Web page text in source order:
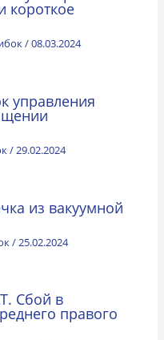
короткое
/08.03.2024
управления
/29.02.2024
из вакуумной
/25.02.2024
Сбой в
правого